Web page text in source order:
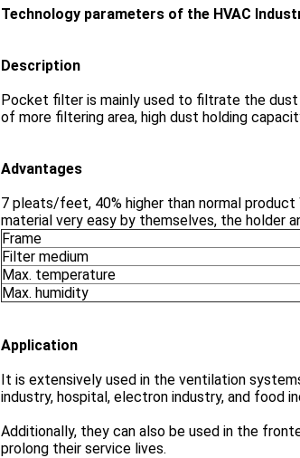
Technology parameters of the HVAC
Description
Pocket filter is mainly used to filtrate the
of more filtering area, high dust holding
Advantages
7 pleats/feet, 40% higher than normal
material very easy by themselves, the holder
Frame
Filter medium
Max. temperature
Max. humidity
Application
It is extensively used in the ventilation
industry, hospital, electron industry, and food
Additionally, they can also be used in the
prolong their service lives.